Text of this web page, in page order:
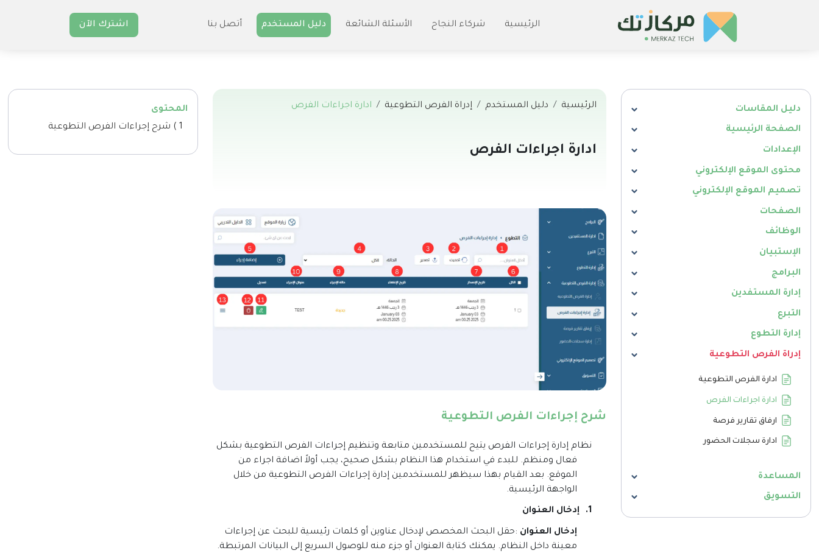
اشترك الآن الرئيسية شركاء النجاح الأسئلة الشائعة دليل المستخدم أتصل بنا
دليل المقاسات
الصفحة الرئيسية
الإعدادات
محتوى الموقع الإلكتروني
تصميم الموقع الإلكتروني
الصفحات
الوظائف
الإستبيان
البرامج
إدارة المستفدين
التبرع
إدارة التطوع
إدراة الفرص التطوعية
ادارة الفرص التطوعية
ادارة اجراءات الفرص
ارفاق تقارير فرصة
ادارة سجلات الحضور
المساعدة
التسويق
الرئيسية دليل المستخدم إدراة الفرص التطوعية ادارة اجراءات الفرص
ادارة اجراءات الفرص
شرح إجراءات الفرص التطوعية
نظام إدارة إجراءات الفرص يتيح للمستخدمين متابعة وتنظيم إجراءات الفرص التطوعية بشكل
فعال ومنظم. للبدء في استخدام هذا النظام بشكل صحيح، يجب أولاً اضافة اجراء من
الموقع. بعد القيام بهذا سيظهر للمستخدمين إدارة إجراءات الفرص التطوعية من خلال
الواجهة الرئيسية.
1. إدخال العنوان
إدخال العنوان :حقل البحث المخصص لإدخال عناوين أو كلمات رئيسية للبحث عن إجراءات
معينة داخل النظام. يمكنك كتابة العنوان أو جزء منه للوصول السريع إلى البيانات المرتبطة.
المحتوى
1 ) شرح إجراءات الفرص التطوعية